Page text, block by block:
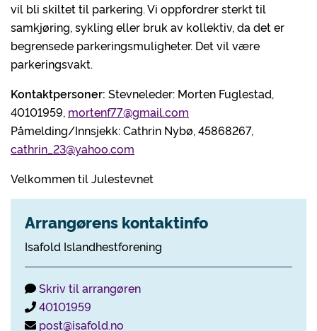
vil bli skiltet til parkering. Vi oppfordrer sterkt til
samkjøring, sykling eller bruk av kollektiv, da det er
begrensede parkeringsmuligheter. Det vil være
parkeringsvakt.
Kontaktpersoner: Stevneleder: Morten Fuglestad,
40101959, mortenf77@gmail.com
Påmelding/Innsjekk: Cathrin Nybø, 45868267,
cathrin_23@yahoo.com
Velkommen til Julestevnet
Arrangørens kontaktinfo
Isafold Islandhestforening
Skriv til arrangøren
40101959
post@isafold.no